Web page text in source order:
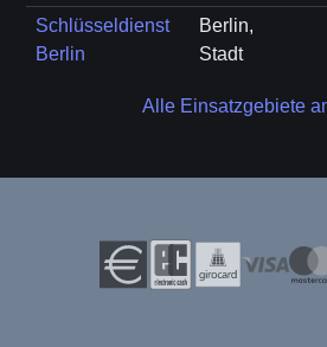
Schlüsseldienst
Berlin
Berlin,
Stadt
Alle Einsatzgebiete